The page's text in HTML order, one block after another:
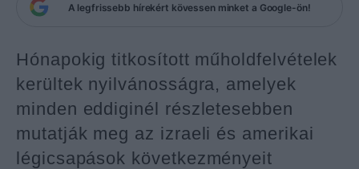
A legfrissebb hírekért kövessen minket a Google-ön!
Hónapokig titkosított műholdfelvételek
kerültek nyilvánosságra, amelyek
minden eddiginél részletesebben
mutatják meg az izraeli és amerikai
légicsapások következményeit